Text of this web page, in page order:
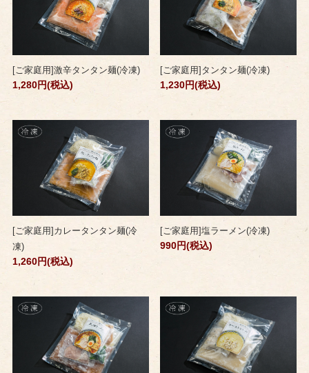
[ご家庭用]激辛タンタン麺(冷凍)
1,280円(税込)
[ご家庭用]タンタン麺(冷凍)
1,230円(税込)
[ご家庭用]カレータンタン麺(冷
凍)
1,260円(税込)
[ご家庭用]塩ラーメン(冷凍)
990円(税込)